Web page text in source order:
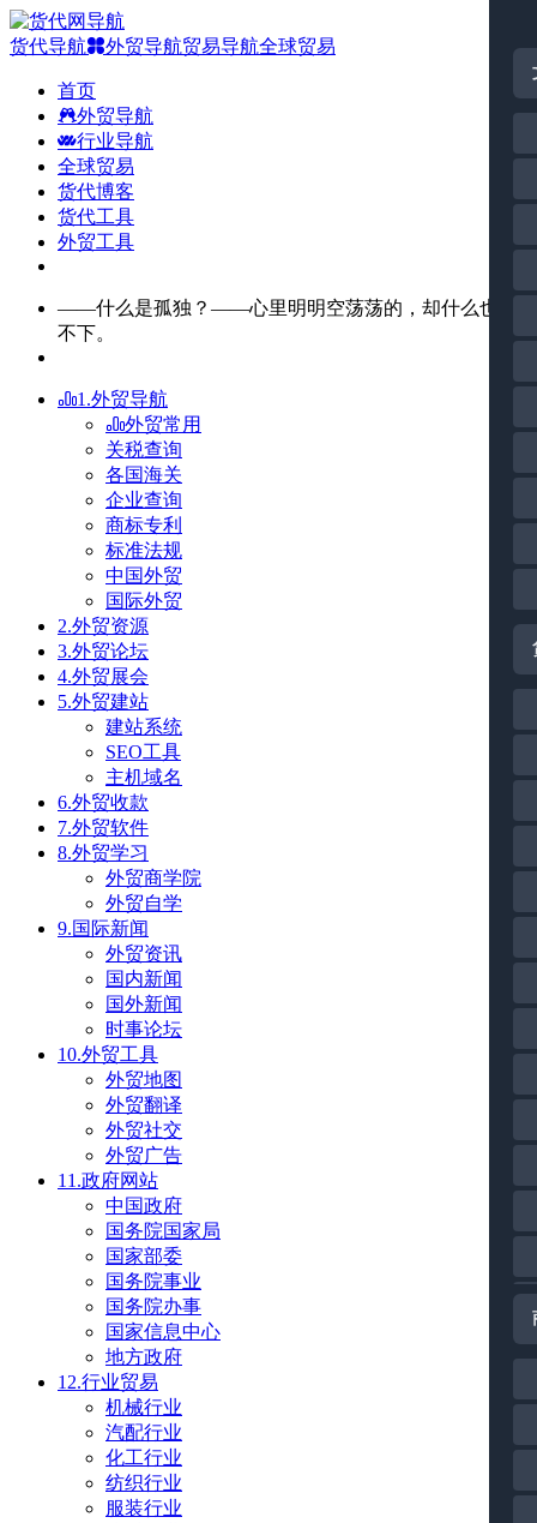
货代导航 外贸导航贸易导航全球贸易
首页
外贸导航
行业导航
全球贸易
货代博客
货代工具
外贸工具
——什么是孤独？——心里明明空荡荡的，却什么也装
不下。
1.外贸导航
外贸常用
关税查询
各国海关
企业查询
商标专利
标准法规
中国外贸
国际外贸
2.外贸资源
3.外贸论坛
4.外贸展会
5.外贸建站
建站系统
SEO工具
主机域名
6.外贸收款
7.外贸软件
8.外贸学习
外贸商学院
外贸自学
9.国际新闻
外贸资讯
国内新闻
国外新闻
时事论坛
10.外贸工具
外贸地图
外贸翻译
外贸社交
外贸广告
11.政府网站
中国政府
国务院国家局
国家部委
国务院事业
国务院办事
国家信息中心
地方政府
12.行业贸易
机械行业
汽配行业
化工行业
纺织行业
服装行业